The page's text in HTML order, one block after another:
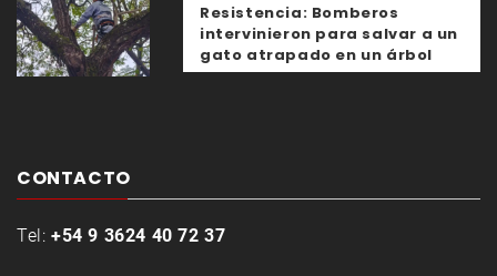
Resistencia: Bomberos
intervinieron para salvar a un
gato atrapado en un árbol
CONTACTO
Tel: +54 9 3624 40 72 37